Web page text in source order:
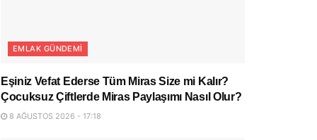
EMLAK GÜNDEMI
Eşiniz Vefat Ederse Tüm Miras Size mi Kalır?
Çocuksuz Çiftlerde Miras Paylaşımı Nasıl Olur?
8 AĞUSTOS 2026 - 17:18